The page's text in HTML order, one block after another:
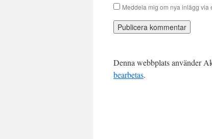
Meddela mig om nya inlägg via
Denna webbplats använder
bearbetas.